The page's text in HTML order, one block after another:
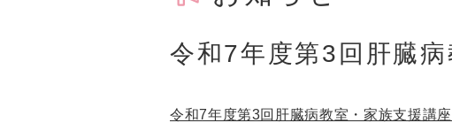
令和7年度第3回肝臓
令和7年度第3回肝臓病教室・家族支援講